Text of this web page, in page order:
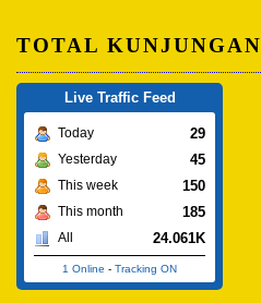
TOTAL KUNJUNGAN
Live Traffic Feed
Today 29
Yesterday 45
This week 150
This month 185
All 24.061K
1 Online - Tracking ON